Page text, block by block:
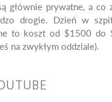
głównie prywatne, a co
drogie. Dzień w
to koszt od $1500 do
na zwykłym oddziale).